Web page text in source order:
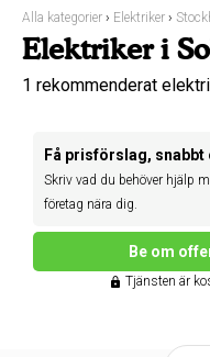
Alla kategorier › Elektriker ›
Elektriker i
1 rekommenderat
Få prisförslag, snabbt
Skriv vad du behöver hjälp
företag nära dig.
Be om
Tjänsten är